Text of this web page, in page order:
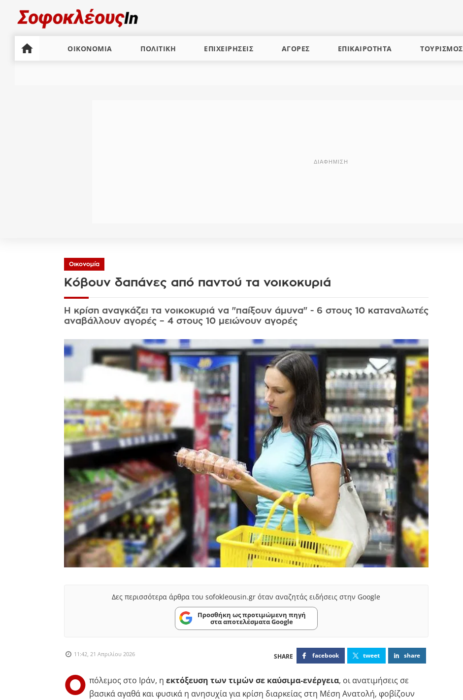
ΟΙΚΟΝΟΜΙΑ ΠΟΛΙΤΙΚΗ ΕΠΙΧΕΙΡΗΣΕΙΣ ΑΓΟΡΕΣ ΕΠΙΚΑΙΡΟΤΗΤΑ ΤΟΥΡΙΣΜΟΣ
Οικονομία
Κόβουν δαπάνες από παντού τα νοικοκυριά
Η κρίση αναγκάζει τα νοικοκυριά να "παίξουν άμυνα" - 6 στους 10 καταναλωτές
αναβάλλουν αγορές – 4 στους 10 μειώνουν αγορές
Δες περισσότερα άρθρα του sofokleousin.gr όταν αναζητάς ειδήσεις στην Google
Προσθήκη ως προτιμώμενη πηγή
στα αποτελέσματα Google
11:42, 21 Απριλίου 2026 facebook tweet share
Ο πόλεμος στο Ιράν, η εκτόξευση των τιμών σε καύσιμα-ενέργεια, οι ανατιμήσεις σε
βασικά αγαθά και φυσικά η ανησυχία για κρίση διαρκείας στη Μέση Ανατολή, φοβίζουν